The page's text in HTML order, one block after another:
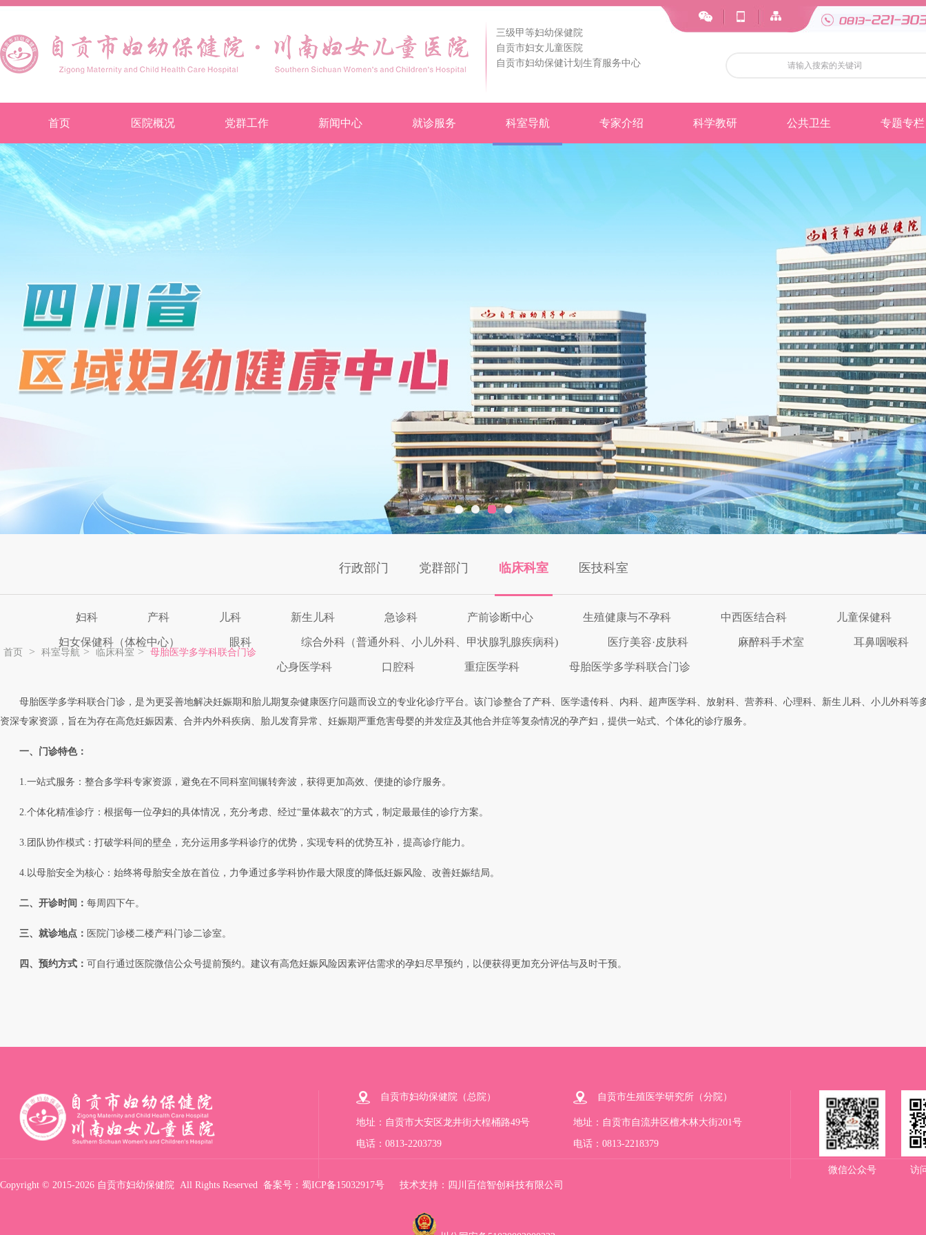
三级甲等妇幼保健院
自贡市妇女儿童医院
自贡市妇幼保健计划生育服务中心
首页 医院概况 党群工作 新闻中心 就诊服务 科室导航 专家介绍 科学教研 公共卫生 专题专栏
行政部门 党群部门 临床科室
妇科 产科 儿科 新生儿科 急诊科 产前诊断中心 生殖健康与不孕科 中西医结合科 儿童保健科
妇女保健科（体检中心） 眼科 综合外科（普通外科、小儿外科、甲状腺乳腺疾病科) 医疗美容·皮肤科 麻醉科手术室 耳鼻咽喉科
心身医学科 口腔科 重症医学科 母胎医学多学科联合门诊
医技科室
首页 > 科室导航 > 临床科室 > 母胎医学多学科联合门诊
母胎医学多学科联合门诊，是为更妥善地解决妊娠期和胎儿期复杂健康医疗问题而设立的专业化诊疗平台。该门诊整合了产科、医学遗传科、内科、超声医学科、放射科、营养科、心理科、新生儿科、小儿外科等
资深专家资源，旨在为存在高危妊娠因素、合并内外科疾病、胎儿发育异常、妊娠期严重危害母婴的并发症及其他合并症等复杂情况的孕产妇，提供一站式、个体化的诊疗服务。
一、门诊特色：
1.一站式服务：整合多学科专家资源，避免在不同科室间辗转奔波，获得更加高效、便捷的诊疗服务。
2.个体化精准诊疗：根据每一位孕妇的具体情况，充分考虑、经过“量体裁衣”的方式，制定最最佳的诊疗方案。
3.团队协作模式：打破学科间的壁垒，充分运用多学科诊疗的优势，实现专科的优势互补，提高诊疗能力。
4.以母胎安全为核心：始终将母胎安全放在首位，力争通过多学科协作最大限度的降低妊娠风险、改善妊娠结局。
二、开诊时间： 每周四下午。
三、就诊地点： 医院门诊楼二楼产科门诊二诊室。
四、预约方式： 可自行通过医院微信公众号提前预约。建议有高危妊娠风险因素评估需求的孕妇尽早预约，以便获得更加充分评估与及时干预。
自贡市妇幼保健院（总院）
地址：自贡市大安区龙井街大楻桶路49号
电话：0813-2203739
自贡市生殖医学研究所（分院）
地址：自贡市自流井区檀木林大街201号
电话：0813-2218379
微信公众号
访
Copyright © 2015-2026 自贡市妇幼保健院 All Rights Reserved 备案号： 蜀ICP备15032917号 技术支持： 四川百信智创科技有限公司